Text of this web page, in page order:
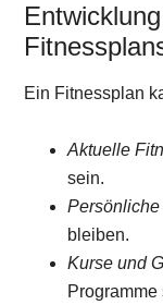
Ein Fitnessplan
Aktuelle
sein.
bleiben.
Kurse und